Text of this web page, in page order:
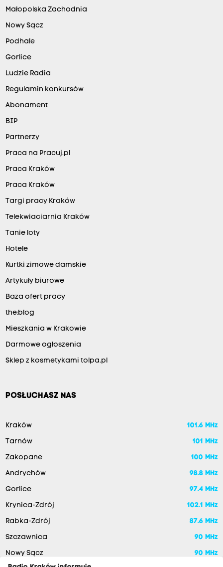
Małopolska Zachodnia
Nowy Sącz
Podhale
Gorlice
Ludzie Radia
Regulamin konkursów
Abonament
BIP
Partnerzy
Praca na Pracuj.pl
Praca Kraków
Praca Kraków
Targi pracy Kraków
Telekwiaciarnia Kraków
Tanie loty
Hotele
Kurtki zimowe damskie
Artykuły biurowe
Baza ofert pracy
the:blog
Mieszkania w Krakowie
Darmowe ogłoszenia
Sklep z kosmetykami tolpa.pl
POSŁUCHASZ NAS
Kraków 101.6 MHz
Tarnów 101 MHz
Zakopane 100 MHz
Andrychów 98.8 MHz
Gorlice 97.4 MHz
Krynica-Zdrój 102.1 MHz
Rabka-Zdrój 87.6 MHz
Szczawnica 90 MHz
Nowy Sącz
90 MHz